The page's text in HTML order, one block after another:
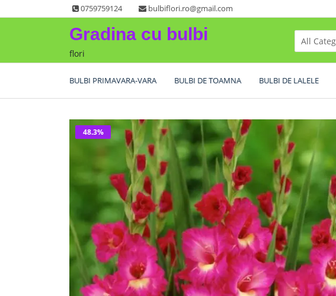
to
0759759124 bulbiflori.ro@gmail.com
Gradina cu bulbi
flori
BULBI PRIMAVARA-VARA BULBI DE TOAMNA BULBI DE LALELE
48.3%